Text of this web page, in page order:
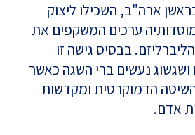
ארה"ב, השכילו ליצוק
ערכים המשקפים את
בבסיס גישה זו
נעשים ברי השגה כאשר
הדמוקרטית ומקדשות
אדם.